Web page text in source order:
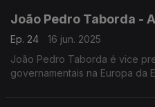
João Pedro Taborda -
Ep. 24
16 jun. 2025
João Pedro Taborda é vice
governamentais na Europa da